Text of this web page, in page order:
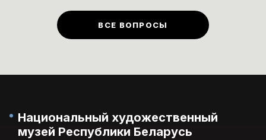
билеты) предусмотрены в первый
понедельник каждого месяца.
ВСЕ ВОПРОСЫ
Национальный художественный
музей Республики Беларусь